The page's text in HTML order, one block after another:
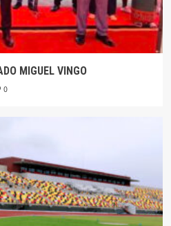
MIGUEL VINGO
0